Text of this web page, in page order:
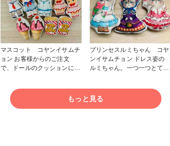
マスコット コヤンイサムチ
ョン お客様からのご注文
で、ドールのクッションに使
したが、楽しく作らせていた
プリンセスルミちゃん コヤ
ンイサムチョン ドレス姿の
ルミちゃん。一つ一つとても
もっと見る